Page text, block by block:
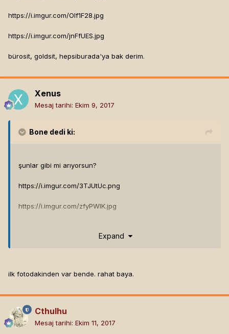
https://i.imgur.com/Olf1F28.jpg
https://i.imgur.com/jnFfUES.jpg
bürosit, goldsit, hepsiburada'ya bak derim.
Xenus
Mesaj tarihi: Ekim 9, 2017
Bone dedi ki:
şunlar gibi mi arıyorsun?
https://i.imgur.com/3TJUtUc.png
https://i.imgur.com/zfyPWIK.jpg
Expand
ilk fotodakinden var bende. rahat baya.
Cthulhu
Mesaj tarihi: Ekim 11, 2017